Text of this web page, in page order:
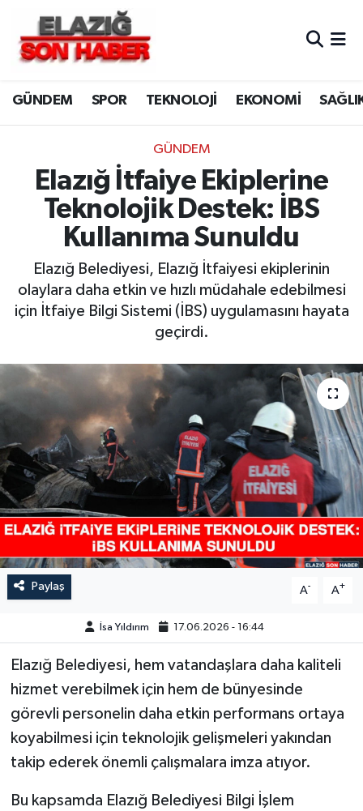
GÜNDEM SPOR TEKNOLOJİ EKONOMİ
GÜNDEM
Elazığ İtfaiye Ekiplerine
Teknolojik Destek: İBS
Kullanıma Sunuldu
Elazığ Belediyesi, Elazığ İtfaiyesi ekiplerinin
olaylara daha etkin ve hızlı müdahale edebilmesi
için İtfaiye Bilgi Sistemi (İBS) uygulamasını hayata
geçirdi.
Paylaş A- A+
İsa Yıldırım 17.06.2026 - 16:44
Elazığ Belediyesi, hem vatandaşlara daha kaliteli
hizmet verebilmek için hem de bünyesinde
görevli personelin daha etkin performans ortaya
koyabilmesi için teknolojik gelişmeleri yakından
takip ederek önemli çalışmalara imza atıyor.
Bu kapsamda Elazığ Belediyesi Bilgi İşlem
CANLI YAYIN
ASAYİŞ
BİLİM VE TEKNOLOJİ
DÜNYA
EĞİTİM
EKONOMİ
ELAZIĞ
GÜNDEM
HABERDE İNSAN
KÜLTÜR-SANAT
MAGAZİN
MEDYA
ÖZEL HABER
POLİTİKA
SAĞLIK
SİYASET
SPOR
TEKNOLOJİ
Merkez Hava Durumu
Merkez Trafik Yoğunluk Haritası
Süper Lig Puan Durumu ve Fikstür
Tüm Manşetler
Son Dakika Haberleri
Haber Arşivi